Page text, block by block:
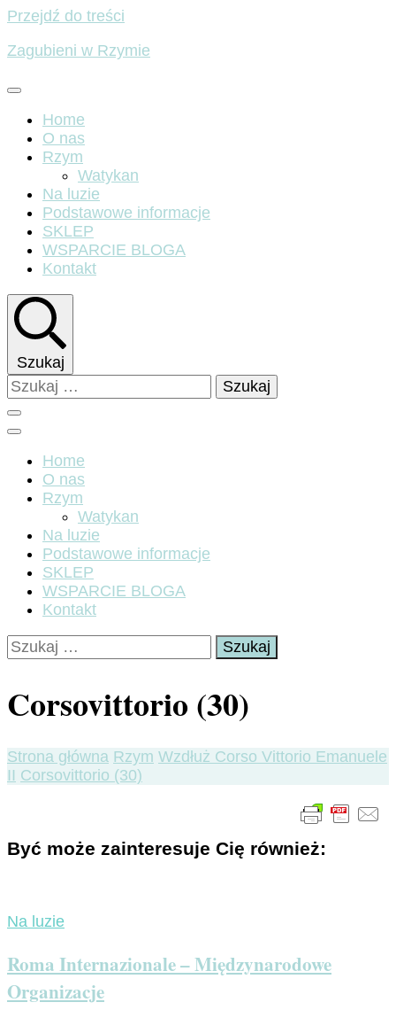
Przejdź do treści
Zagubieni w Rzymie
Home
O nas
Rzym
Watykan
Na luzie
Podstawowe informacje
SKLEP
WSPARCIE BLOGA
Kontakt
Szukaj
Szukaj:
Home
O nas
Rzym
Watykan
Na luzie
Podstawowe informacje
SKLEP
WSPARCIE BLOGA
Kontakt
Szukaj:
Corsovittorio (30)
Strona główna Rzym Wzdłuż Corso Vittorio Emanuele
II Corsovittorio (30)
Być może zainteresuje Cię również:
Na luzie
Roma Internazionale – Międzynarodowe
Organizacje